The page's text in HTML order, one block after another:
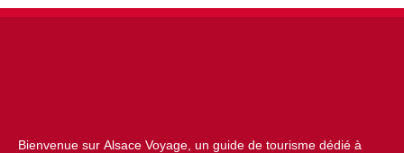
Bienvenue sur Alsace Voyage, un guide de tourisme dédié à